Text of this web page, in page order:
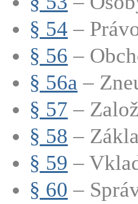
§ 54 –
§ 56 –
§ 56a –
§ 57 –
§ 58 –
§ 59 –
§ 60 –